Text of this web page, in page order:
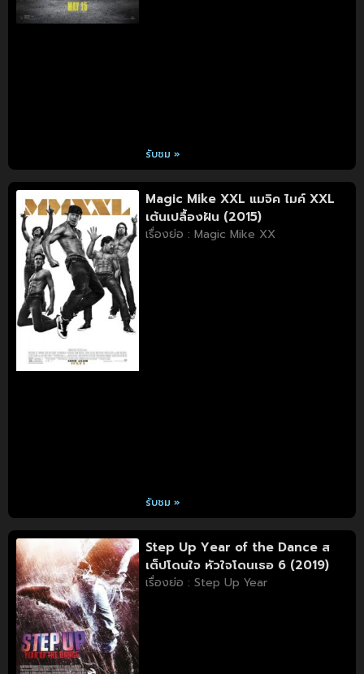
รับชม »
Magic Mike XXL แมจิค ไมค์ XXL
เต้นเปลื้องฝัน (2015)
เรื่องย่อ : Magic Mike XX
รับชม »
Step Up Year of the Dance ส
เต็ปโดนใจ หัวใจโดนเธอ 6 (2019)
เรื่องย่อ : Step Up Year